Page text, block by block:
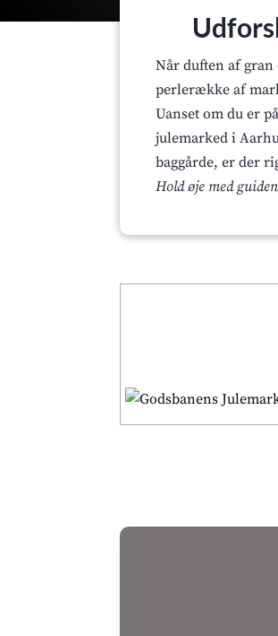
Når duften af gran
perlerække af
Uanset om du er
julemarked i
baggårde, er der
Hold øje med